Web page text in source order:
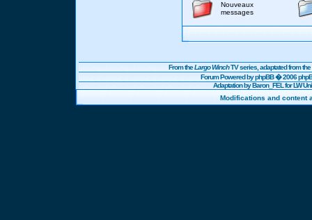
Nouveaux
messages
From theLargo WinchTV series, adaptated from
Forum Powered byphpBB� 2006
Adaptation by Baron_FEL for LW
Modifications and content